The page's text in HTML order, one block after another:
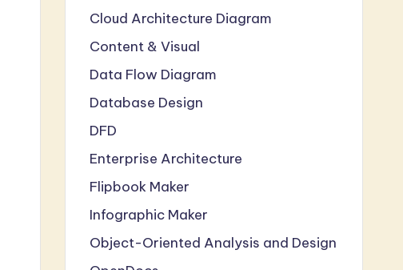
Cloud Architecture Diagram
Content & Visual
Data Flow Diagram
Database Design
DFD
Enterprise Architecture
Flipbook Maker
Infographic Maker
Object-Oriented Analysis and Design